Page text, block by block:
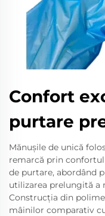
Confort
purtare
Mănușile de unică
remarcă prin
de purtare, abordând
utilizarea prelungită a
Construcția din
mâinilor comparativ